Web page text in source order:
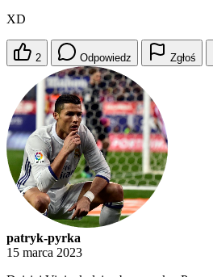
XD
2 Odpowiedz Zgłoś
patryk-pyrka
15 marca 2023